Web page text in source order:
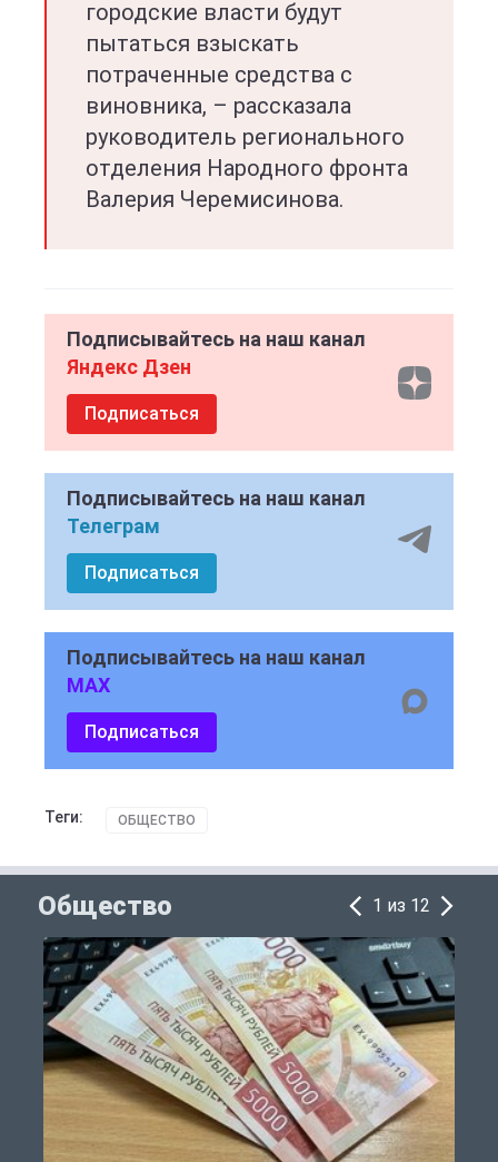
городские власти будут
пытаться взыскать
потраченные средства с
виновника, – рассказала
руководитель регионального
отделения Народного фронта
Валерия Черемисинова.
Подписывайтесь на наш канал
Яндекс Дзен
Подписаться
Подписывайтесь на наш канал
Телеграм
Подписаться
Подписывайтесь на наш канал
MAX
Подписаться
Теги: ОБЩЕСТВО
Общество 1 из 12